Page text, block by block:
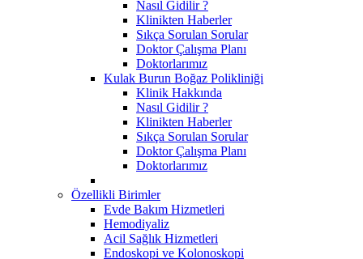
Nasıl Gidilir ?
Klinikten Haberler
Sıkça Sorulan Sorular
Doktor Çalışma Planı
Doktorlarımız
Kulak Burun Boğaz Polikliniği
Klinik Hakkında
Nasıl Gidilir ?
Klinikten Haberler
Sıkça Sorulan Sorular
Doktor Çalışma Planı
Doktorlarımız
Özellikli Birimler
Evde Bakım Hizmetleri
Hemodiyaliz
Acil Sağlık Hizmetleri
Endoskopi ve Kolonoskopi